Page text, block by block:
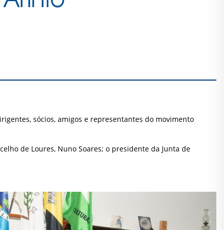
sócios, amigos e representantes do movimento
de Loures, Nuno Soares; o presidente da Junta de